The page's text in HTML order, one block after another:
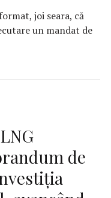
joi seara, că
un mandat de
de